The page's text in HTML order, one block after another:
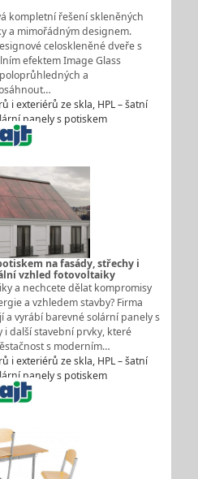
kompletní řešení skleněných
a mimořádným designem.
celoskleněné dveře s
efektem Image Glass
a
i exteriérů ze skla, HPL – šatní
panely s potiskem
na fasády, střechy i
vzhled fotovoltaiky
a nechcete dělat kompromisy
a vzhledem stavby? Firma
a vyrábí barevné solární panely s
i další stavební prvky, které
s moderním…
i exteriérů ze skla, HPL – šatní
panely s potiskem